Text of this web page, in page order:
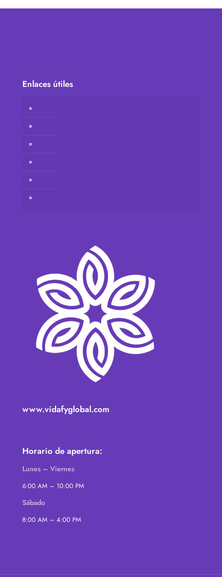
Enlaces útiles
www.vidafyglobal.com
Horario de apertura:
Lunes – Viernes
6:00 AM – 10:00 PM
Sábado
8:00 AM – 4:00 PM